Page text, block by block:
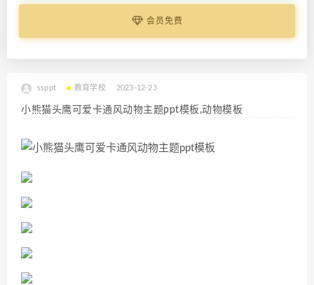
会员免费
ssppt 教育学校 2023-12-23
小熊猫头鹰可爱卡通风动物主题ppt模板,动物模板